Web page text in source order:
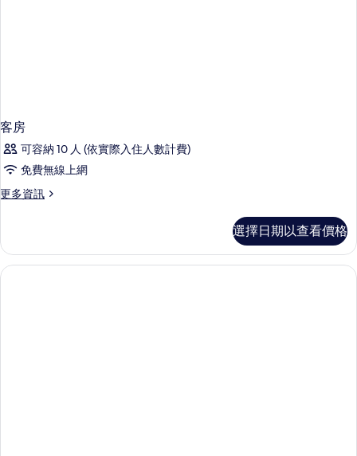
客房
可容納 10 人 (依實際入住人數計費)
免費無線上網
更多資訊
更
的
詳
情
選擇日期以查看價格